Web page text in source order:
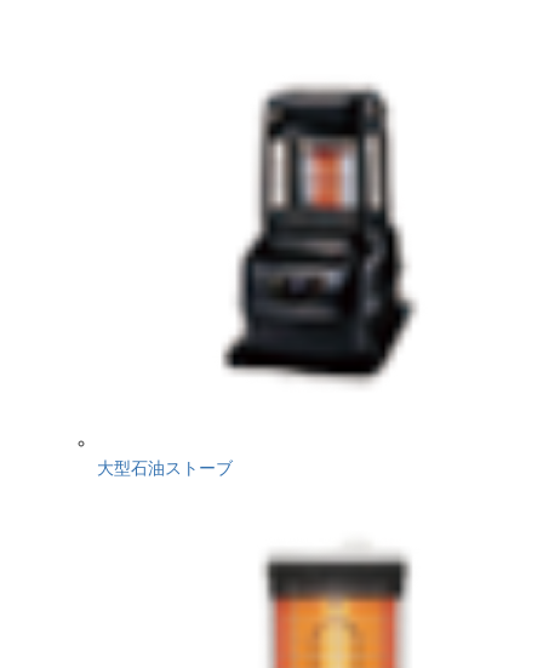
大型石油ストーブ